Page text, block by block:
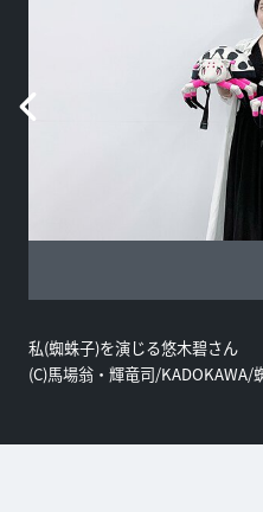
私(蜘蛛子)を演じる悠木碧さん
(C)馬場翁・輝竜司/